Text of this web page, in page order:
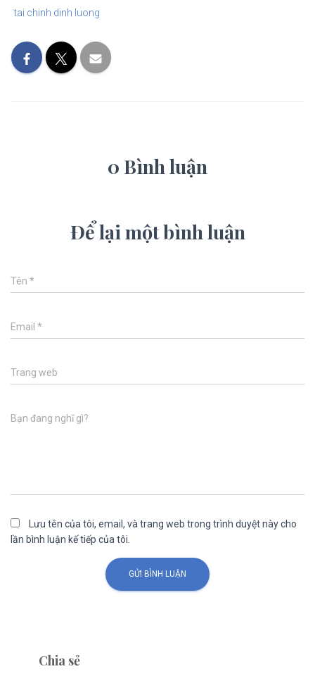
tai chinh dinh luong
0 Bình luận
Để lại một bình luận
Tên *
Email *
Trang web
Bạn đang nghĩ gì?
Lưu tên của tôi, email, và trang web trong trình duyệt này cho
lần bình luận kế tiếp của tôi.
Chia sẻ